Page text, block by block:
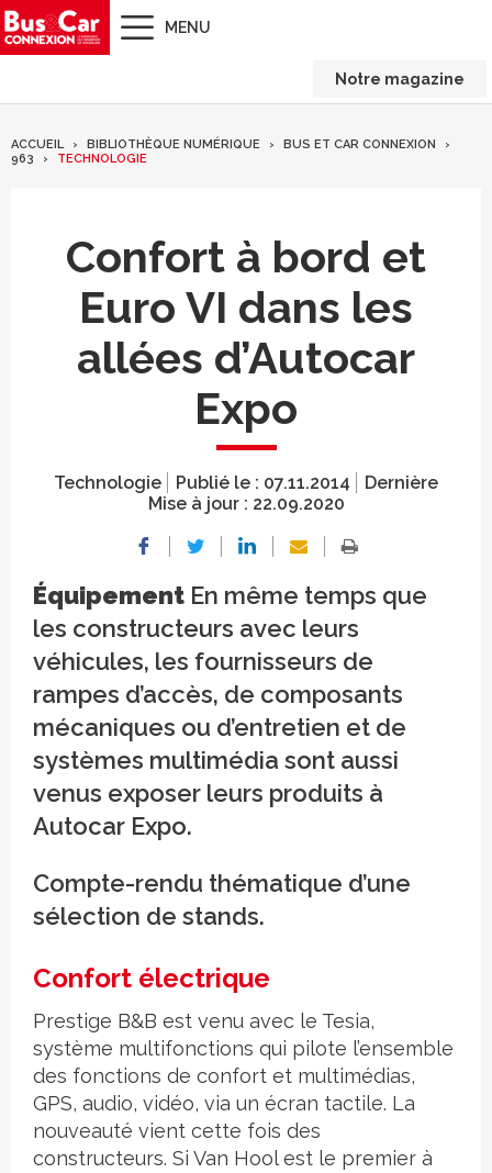
MENU
Notre magazine
ACCUEIL BIBLIOTHÈQUE NUMÉRIQUE
BUS ET CAR CONNEXION
963
TECHNOLOGIE
Confort à bord et
Euro VI dans les
allées d’Autocar
Expo
Technologie Publié le : 07.11.2014
Dernière
Mise à jour : 22.09.2020
Équipement En même temps que
les constructeurs avec leurs
véhicules, les fournisseurs de
rampes d’accès, de composants
mécaniques ou d’entretien et de
systèmes multimédia sont aussi
venus exposer leurs produits à
Autocar Expo.
Compte-rendu thématique d’une
sélection de stands.
Confort électrique
Prestige B&B est venu avec le Tesia,
système multi­fonctions qui pilote l’ensemble
des fonctions de confort et multimédias,
GPS, audio, vidéo, via un écran tactile. La
nouveauté vient cette fois des
constructeurs. Si Van Hool est le premier à